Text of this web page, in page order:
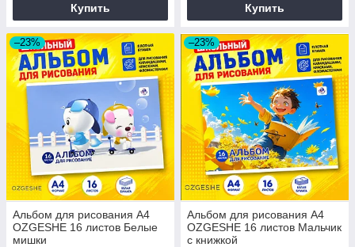
Купить Купить
–23%
Альбом для рисования A4
OZGESHE 16 листов Белые
мишки
–23%
Альбом для рисования A4
OZGESHE 16 листов Мальчик
с книжкой